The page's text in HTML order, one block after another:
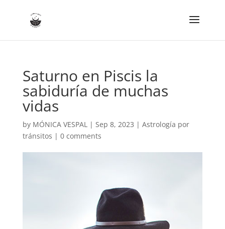
Saturno en Piscis la
sabiduría de muchas
vidas
by MÓNICA VESPAL| Sep 8, 2023 | Astrología por
tránsitos | 0 comments